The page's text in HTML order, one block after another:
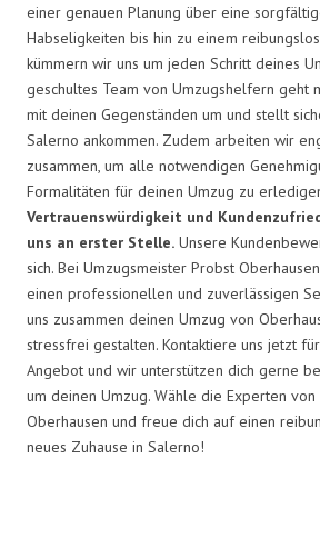
einer genauen Planung über eine
Habseligkeiten bis hin zu einem
kümmern wir uns um jeden Schritt deines
geschultes Team von Umzugshelfern
mit deinen Gegenständen um und stellt
Salerno ankommen. Zudem arbeiten wir
zusammen, um alle notwendigen
Formalitäten für deinen Umzug zu
Vertrauenswürdigkeit und
uns an erster Stelle. Unsere
sich. Bei Umzugsmeister Probst
einen professionellen und zuverlässigen
uns zusammen deinen Umzug von
stressfrei gestalten. Kontaktiere uns jetzt
Angebot und wir unterstützen dich gerne
um deinen Umzug. Wähle die Experten
Oberhausen und freue dich auf einen
neues Zuhause in Salerno!